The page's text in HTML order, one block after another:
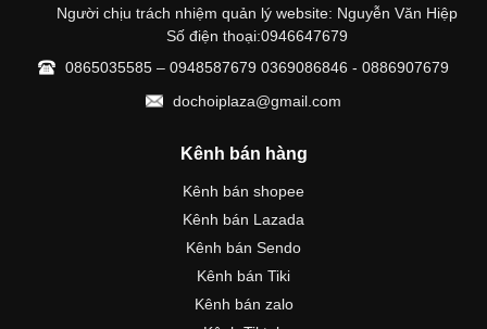
Người chịu trách nhiệm quản lý website: Nguyễn Văn Hiệp
Số điện thoại:0946647679
0865035585 – 0948587679 0369086846 - 0886907679
dochoiplaza@gmail.com
Kênh bán hàng
Kênh bán shopee
Kênh bán Lazada
Kênh bán Sendo
Kênh bán Tiki
Kênh bán zalo